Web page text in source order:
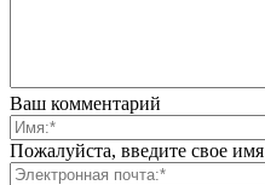
Ваш комментарий
Пожалуйста, введите свое имя